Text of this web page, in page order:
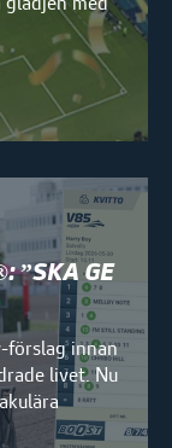
”SKA GE
förslag innan
livet. Nu